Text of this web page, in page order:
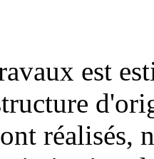
est
réalisés,